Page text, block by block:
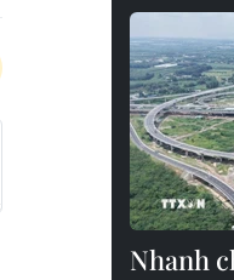
Nhanh